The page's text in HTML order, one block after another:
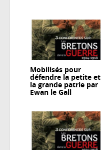
Mobilisés pour
défendre la petite et
la grande patrie par
Ewan le Gall